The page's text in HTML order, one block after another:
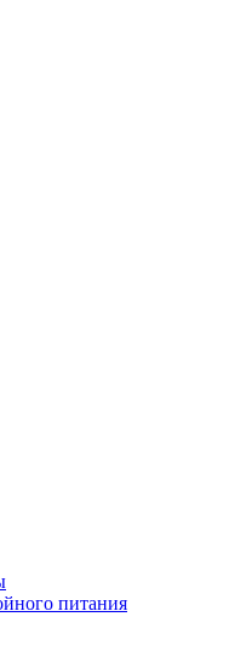
питания